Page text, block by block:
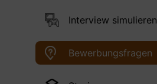
Interview simulieren
Bewerbungsfragen